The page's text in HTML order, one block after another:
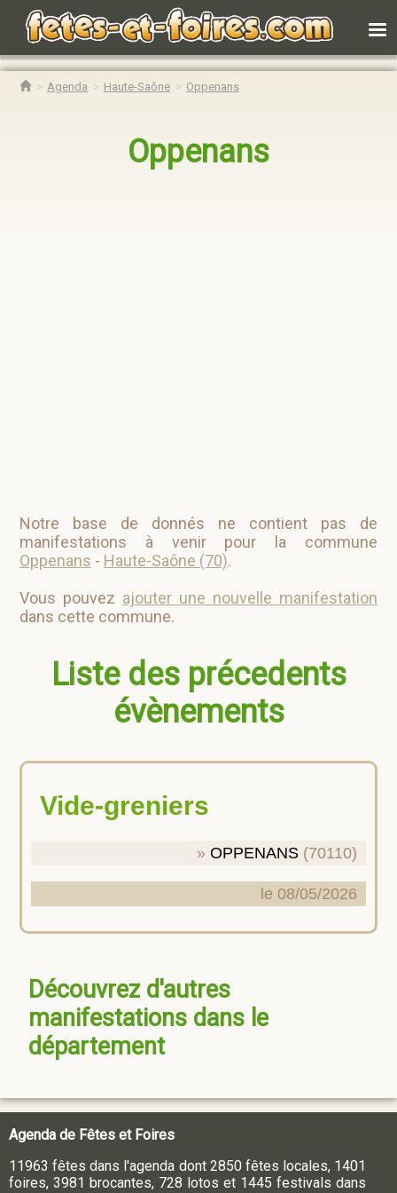
Agenda Haute-Saône Oppenans
Oppenans
Notre base de donnés ne contient pas de
manifestations à venir pour la commune
Oppenans - Haute-Saône (70).
Vous pouvez ajouter une nouvelle manifestation
dans cette commune.
Liste des précedents
évènements
Vide-greniers
OPPENANS (70110)
le 08/05/2026
Découvrez d'autres
manifestations dans le
département
Agenda de Fêtes et Foires
11963 fêtes dans l'agenda dont 2850 fêtes locales, 1401
foires, 3981 brocantes, 728 lotos et 1445 festivals dans